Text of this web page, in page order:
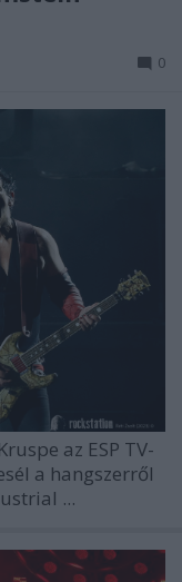
0
az ESP TV-
a hangszerről
...